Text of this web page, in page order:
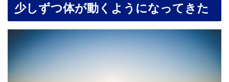
少しずつ体が動くようになってきた